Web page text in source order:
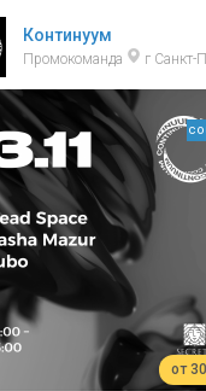
Континуум
Промокоманда г Санкт-
от